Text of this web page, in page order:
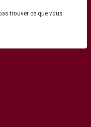
trouver ce que vous